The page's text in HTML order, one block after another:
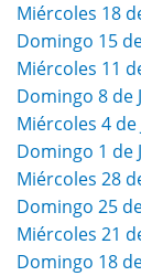
Miércoles 18
Domingo 15
Miércoles 11
Domingo 8 de
Miércoles 4
Domingo 1 de
Miércoles 28
Domingo 25
Miércoles 21
Domingo 18